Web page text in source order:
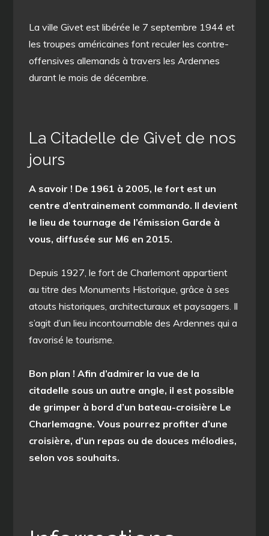
La ville Givet est libérée le 7 septembre 1944 et
les troupes américaines font reculer les contre-
offensives allemands à travers les Ardennes
durant le mois de décembre.
La Citadelle de Givet de nos
jours
A savoir ! De 1961 à 2005, le fort est un
centre d’entrainement commando. Il devient
le lieu de tournage de l’émission Garde à
vous, diffusée sur M6 en 2015.
Depuis 1927, le fort de Charlemont appartient
au titre des Monuments Historique, grâce à ses
atouts historiques, architecturaux et paysagers. Il
s’agit d’un lieu incontournable des Ardennes qui a
favorisé le tourisme.
Bon plan ! Afin d’admirer la vue de la
citadelle sous un autre angle, il est possible
de grimper à bord d’un bateau-croisière Le
Charlemagne. Vous pourrez profiter d’une
croisière, d’un repas ou de douces mélodies,
selon vos souhaits.